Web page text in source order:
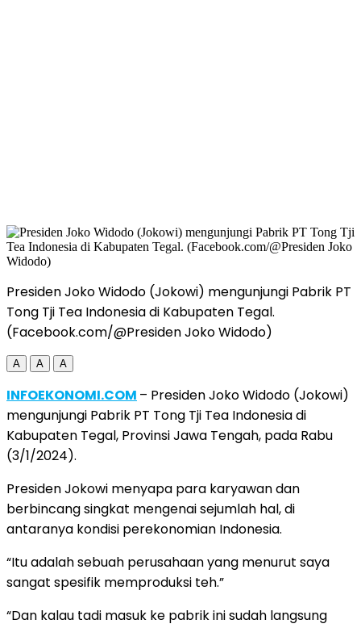
Presiden Joko Widodo (Jokowi) mengunjungi Pabrik PT
Tong Tji Tea Indonesia di Kabupaten Tegal.
(Facebook.com/@Presiden Joko Widodo)
A A A
INFOEKONOMI.COM – Presiden Joko Widodo (Jokowi)
mengunjungi Pabrik PT Tong Tji Tea Indonesia di
Kabupaten Tegal, Provinsi Jawa Tengah, pada Rabu
(3/1/2024).
Presiden Jokowi menyapa para karyawan dan
berbincang singkat mengenai sejumlah hal, di
antaranya kondisi perekonomian Indonesia.
“Itu adalah sebuah perusahaan yang menurut saya
sangat spesifik memproduksi teh.”
“Dan kalau tadi masuk ke pabrik ini sudah langsung